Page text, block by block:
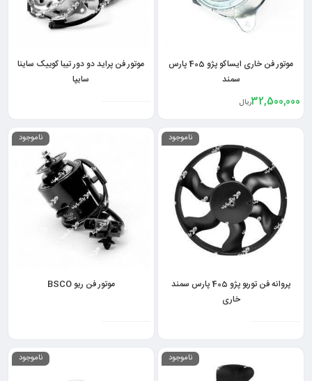
موتور فن خاری ایساکو پژو 405 پارس
سمند
32,500,000ریال
موتور فن پراید دو دور تیبا کوییک ساینا
سایپا
ناموجود
پروانه فن توربو پژو 405 پارس سمند
خاری
ناموجود
موتور فن ریو BSCO
ناموجود ناموجود